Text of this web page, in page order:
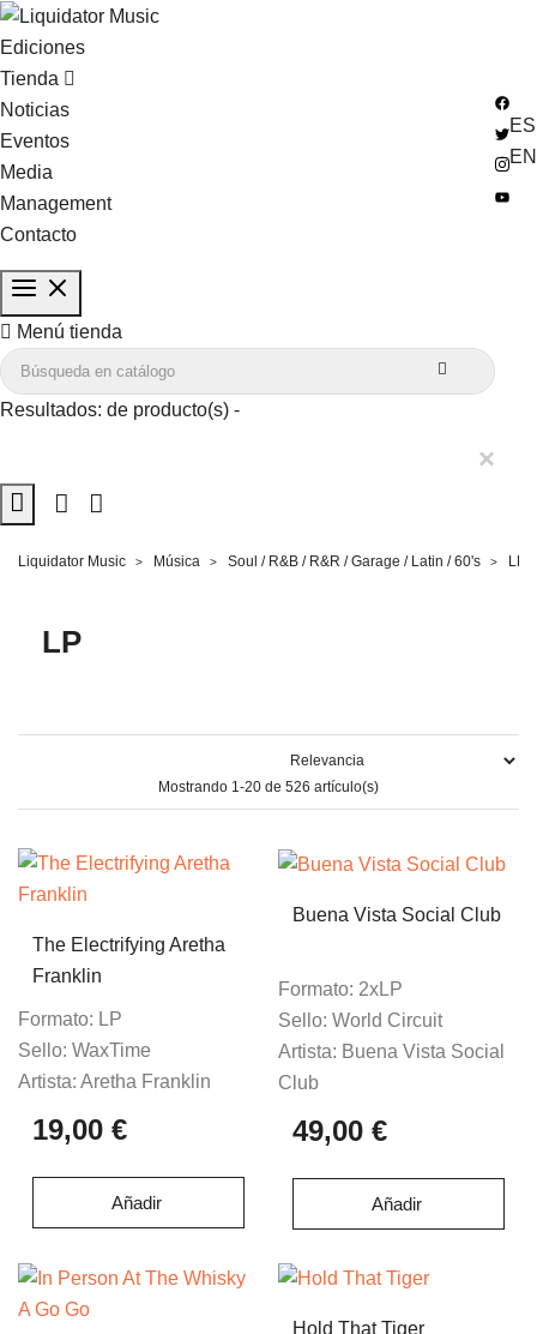
Ediciones
Tienda
Noticias
Eventos
Media
Management
Contacto
ES
EN
 Menú tienda

Resultados: de producto(s) -
×

Liquidator Music Música Soul / R&B / R&R / Garage / Latin / 60's LP
LP
Mostrando 1-20 de 526 artículo(s)
The Electrifying Aretha
Franklin
Formato: LP
Sello: WaxTime
Artista: Aretha Franklin
19,00 €
Añadir
Buena Vista Social Club
Formato: 2xLP
Sello: World Circuit
Artista: Buena Vista Social
Club
49,00 €
Añadir
Hold That Tiger